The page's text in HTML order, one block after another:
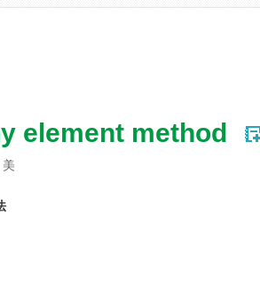
element method
美